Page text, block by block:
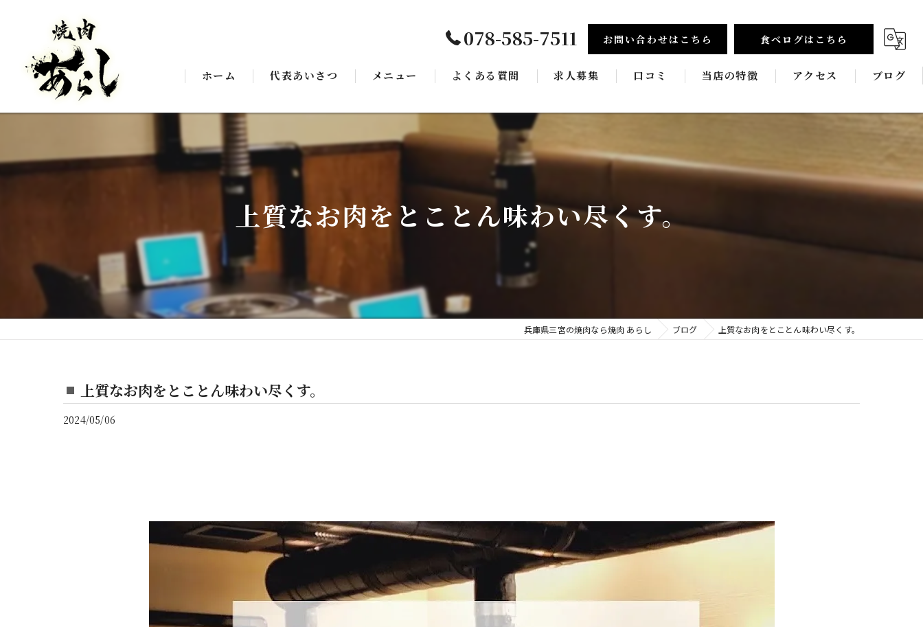
078-585-7511 お問い合わせはこちら 食べログはこちら
ホーム 代表あいさつ メニュー よくある質問 求人募集 口コミ 当店の特徴 アクセス ブログ
上質なお肉をとことん味わい尽くす。
兵庫県三宮の焼肉なら焼肉 あらし ブログ 上質なお肉をとことん味わい尽くす。
上質なお肉をとことん味わい尽くす。
2024/05/06